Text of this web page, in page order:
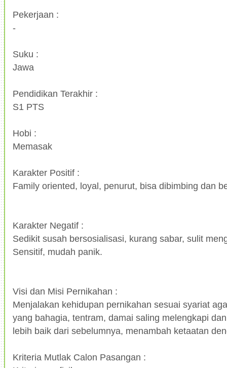
Pekerjaan :
-
Suku :
Jawa
Pendidikan Terakhir :
S1 PTS
Hobi :
Memasak
Karakter Positif :
Family oriented, loyal, penurut, bisa dibimbing dan
Karakter Negatif :
Sedikit susah bersosialisasi, kurang sabar, sulit
Sensitif, mudah panik.
Visi dan Misi Pernikahan :
Menjalakan kehidupan pernikahan sesuai syariat
yang bahagia, tentram, damai saling melengkapi
lebih baik dari sebelumnya, menambah ketaatan
Kriteria Mutlak Calon Pasangan :